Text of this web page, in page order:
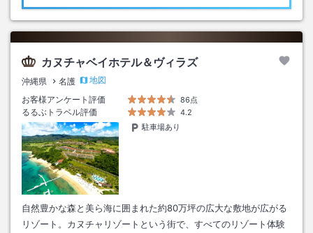
カヌチャベイホテル＆ヴィラズ
沖縄県 名護
地図
お客様アンケート評価
86点
るるぶトラベル評価
4.2
駐車場あり
自然豊かな森と美ら海に囲まれた約80万坪の広大な敷地が広がる
リゾート。カヌチャリゾートという街で、すべてのリゾート体験